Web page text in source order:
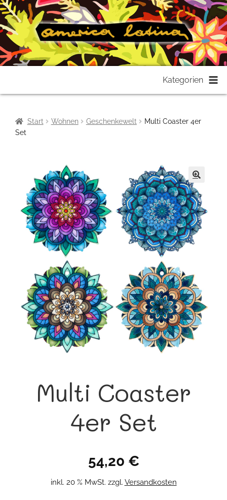
springen
springen
Kategorien
Start Wohnen Geschenkewelt
Multi Coaster 4er
Set
🔍
Multi Coaster
4er Set
54,20 €
inkl. 20 % MwSt. zzgl. Versandkosten